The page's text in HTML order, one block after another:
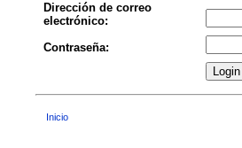
Dirección de correo
electrónico:
Contraseña:
Inicio